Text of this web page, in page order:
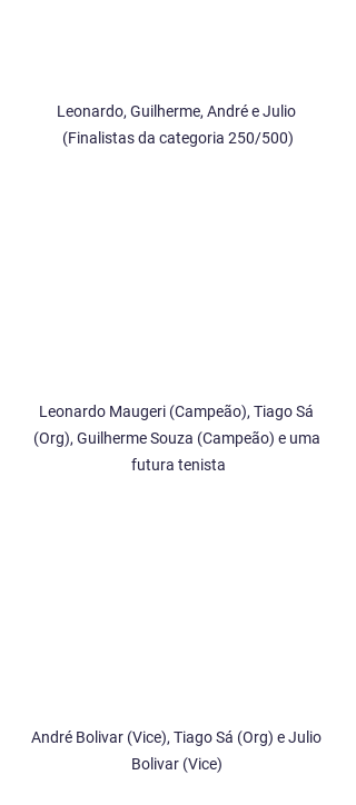
Leonardo, Guilherme, André e Julio
(Finalistas da categoria 250/500)
Leonardo Maugeri (Campeão), Tiago Sá
(Org), Guilherme Souza (Campeão) e uma
futura tenista
André Bolivar (Vice), Tiago Sá (Org) e Julio
Bolivar (Vice)